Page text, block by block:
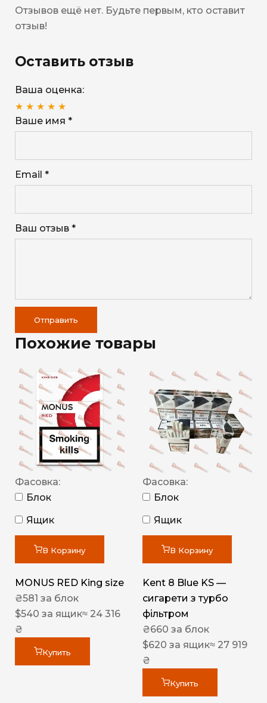
Отзывов ещё нет. Будьте первым, кто оставит
отзыв!
Оставить отзыв
Ваша оценка:
★ ★ ★ ★ ★
Ваше имя *
Email *
Ваш отзыв *
Отправить
Похожие товары
Фасовка:
Блок
Ящик
В Корзину
MONUS RED King size
₴581 за блок
$540 за ящик≈ 24 316
₴
Купить
Фасовка:
Блок
Ящик
В Корзину
Kent 8 Blue KS —
сигарети з турбо
фільтром
₴660 за блок
$620 за ящик≈ 27 919
₴
Купить